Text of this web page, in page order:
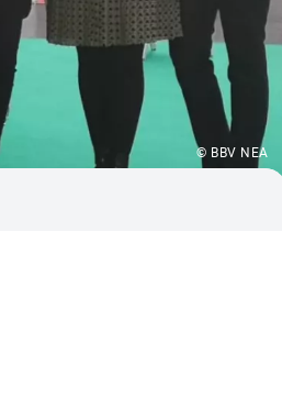
© BBV NEA